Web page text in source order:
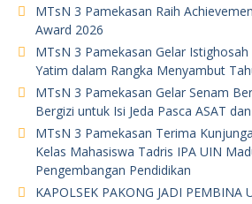
MTsN 3 Pamekasan Raih
Award 2026
MTsN 3 Pamekasan Gelar
Yatim dalam Rangka Menyambut
MTsN 3 Pamekasan Gelar Senam
Bergizi untuk Isi Jeda Pasca ASAT
MTsN 3 Pamekasan Terima
Kelas Mahasiswa Tadris IPA UIN
Pengembangan Pendidikan
KAPOLSEK PAKONG JADI PEMBINA